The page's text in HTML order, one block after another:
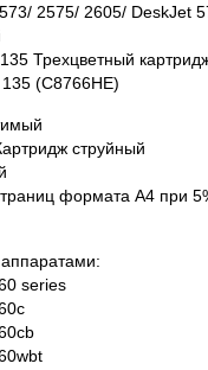
2575/ 2605/ DeskJet
Трехцветный
(C8766HE)
струйный
формата А4 при
series